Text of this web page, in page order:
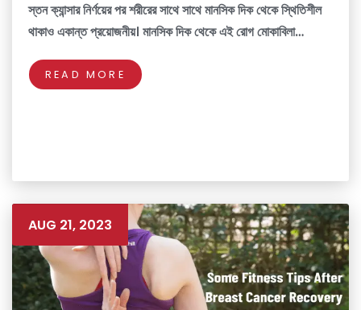
স্তন ক্যান্সার নির্ণয়ের পর শরীরের সাথে সাথে মানসিক দিক থেকে স্থিতিশীল
থাকাও একান্ত প্রয়োজনীয়। মানসিক দিক থেকে এই রোগ মোকাবিলা…
READ MORE
AUG 21, 2023